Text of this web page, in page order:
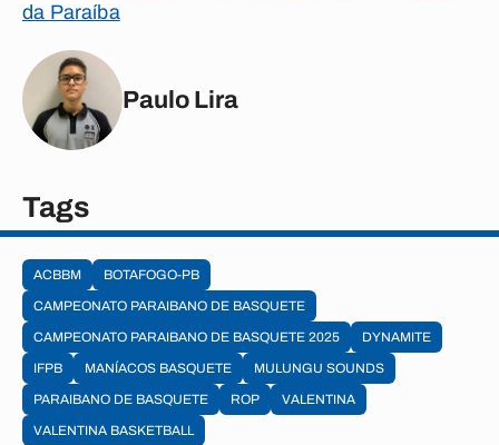
da Paraíba
Paulo Lira
Tags
ACBBM
BOTAFOGO-PB
CAMPEONATO PARAIBANO DE BASQUETE
CAMPEONATO PARAIBANO DE BASQUETE 2025
DYNAMITE
IFPB
MANÍACOS BASQUETE
MULUNGU SOUNDS
PARAIBANO DE BASQUETE
ROP
VALENTINA
VALENTINA BASKETBALL